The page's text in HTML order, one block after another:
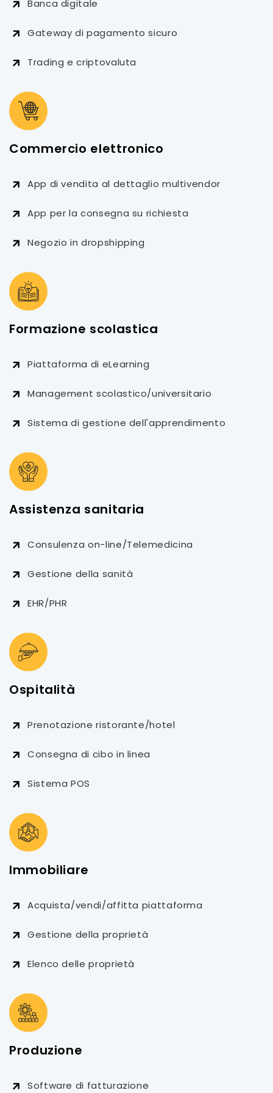
Banca digitale
Gateway di pagamento sicuro
Trading e criptovaluta
Commercio elettronico
App di vendita al dettaglio multivendor
App per la consegna su richiesta
Negozio in dropshipping
Formazione scolastica
Piattaforma di eLearning
Management scolastico/universitario
Sistema di gestione dell'apprendimento
Assistenza sanitaria
Consulenza on-line/Telemedicina
Gestione della sanità
EHR/PHR
Ospitalità
Prenotazione ristorante/hotel
Consegna di cibo in linea
Sistema POS
Immobiliare
Acquista/vendi/affitta piattaforma
Gestione della proprietà
Elenco delle proprietà
Produzione
Software di fatturazione